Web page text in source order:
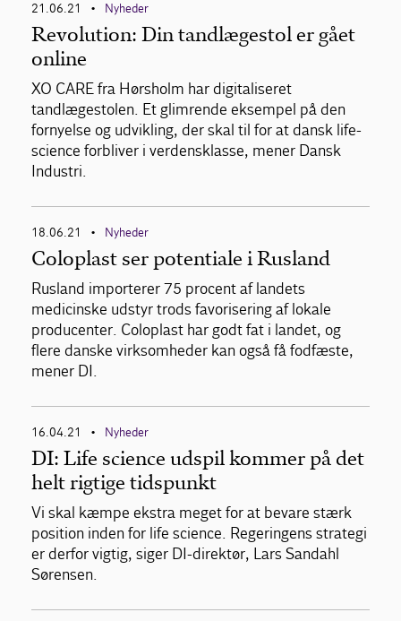
21.06.21 • Nyheder
Revolution: Din tandlægestol er gået
online
XO CARE fra Hørsholm har digitaliseret
tandlægestolen. Et glimrende eksempel på den
fornyelse og udvikling, der skal til for at dansk life-
science forbliver i verdensklasse, mener Dansk
Industri.
18.06.21 • Nyheder
Coloplast ser potentiale i Rusland
Rusland importerer 75 procent af landets
medicinske udstyr trods favorisering af lokale
producenter. Coloplast har godt fat i landet, og
flere danske virksomheder kan også få fodfæste,
mener DI.
16.04.21 • Nyheder
DI: Life science udspil kommer på det
helt rigtige tidspunkt
Vi skal kæmpe ekstra meget for at bevare stærk
position inden for life science. Regeringens strategi
er derfor vigtig, siger DI-direktør, Lars Sandahl
Sørensen.